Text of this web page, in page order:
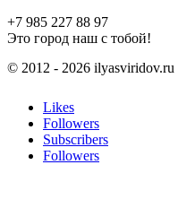
+7 985 227 88 97
Это город наш с тобой!
© 2012 - 2026 ilyasviridov.ru
Likes
Followers
Subscribers
Followers